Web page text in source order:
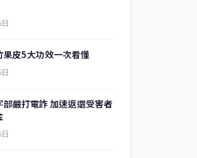
果皮5大功效一次看懂
部嚴打電詐 加速返還受害者